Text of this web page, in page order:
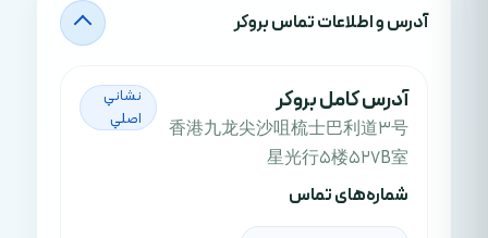
آدرس‌ و اطلاعات تماس بروکر
آدرس کامل بروکر
香港九龙尖沙咀梳士巴利道3号
星光行5楼527B室
نشاني
اصلي
شماره‌های تماس